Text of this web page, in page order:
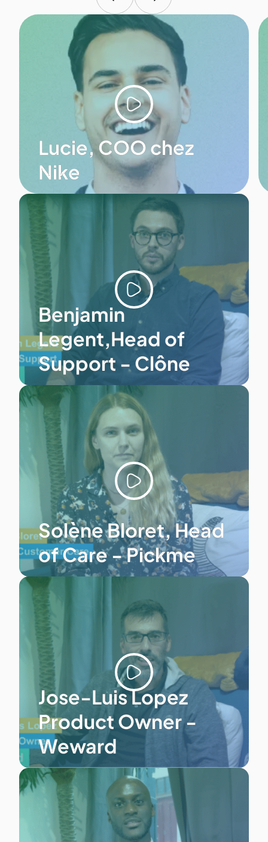
Lucie, COO chez
Nike
Benjamin
Legent,Head of
Support - Clône
Solène Bloret, Head
of Care - Pickme
Jose-Luis Lopez
Product Owner -
Weward